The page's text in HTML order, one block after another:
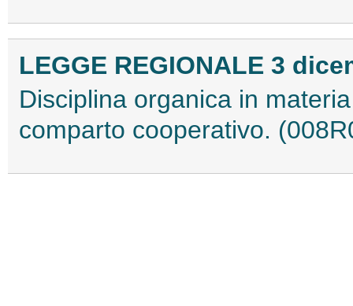
LEGGE REGIONALE 3
Disciplina organica in
comparto cooperativo.